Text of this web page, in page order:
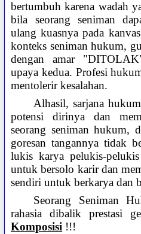
bertumbuh karena wadah
bila seorang seniman
ulang kuasnya pada
konteks seniman hukum,
dengan amar
upaya kedua. Profesi
mentolerir kesalahan.
Alhasil, sarjana
potensi dirinya dan
seorang seniman hukum,
goresan tangannya tidak
lukis karya pelukis-
untuk bersolo karir dan
sendiri untuk berkarya dan
Seorang Seniman
rahasia dibalik prestasi
Komposisi !!!